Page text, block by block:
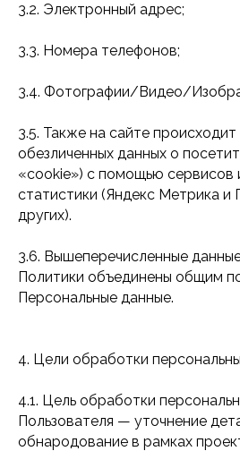
3.2. Электронный адрес;
3.3. Номера телефонов;
3.4. Фотографии/Видео/
3.5. Также на сайте
обезличенных данных о
«cookie») с помощью сервисов
статистики (Яндекс Метрика и
других).
3.6. Вышеперечисленные
Политики объединены общим
Персональные данные.
4. Цели обработки
4.1. Цель обработки
Пользователя — уточнение
обнародование в рамках